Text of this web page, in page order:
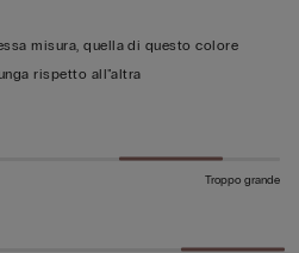
misura, quella di questo colore
rispetto all"altra
Troppo grande